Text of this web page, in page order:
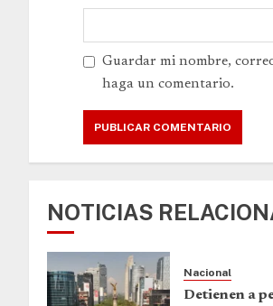
Guardar mi nombre,
haga un comentario.
NOTICIAS
Nacional
Detienen a